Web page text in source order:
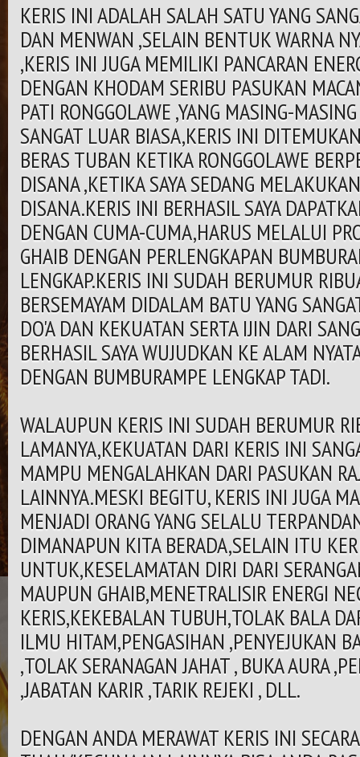
KERIS INI ADALAH SALAH SATU YANG
DAN MENWAN ,SELAIN BENTUK WARNA
,KERIS INI JUGA MEMILIKI PANCARAN
DENGAN KHODAM SERIBU PASUKAN
PATI RONGGOLAWE ,YANG MASING-
SANGAT LUAR BIASA,KERIS INI
BERAS TUBAN KETIKA RONGGOLAWE
DISANA ,KETIKA SAYA SEDANG
DISANA.KERIS INI BERHASIL SAYA
DENGAN CUMA-CUMA,HARUS MELALUI
GHAIB DENGAN PERLENGKAPAN
LENGKAP.KERIS INI SUDAH BERUMUR
BERSEMAYAM DIDALAM BATU YANG
DO'A DAN KEKUATAN SERTA IJIN DARI
BERHASIL SAYA WUJUDKAN KE ALAM
DENGAN BUMBURAMPE LENGKAP TADI.
WALAUPUN KERIS INI SUDAH BERUMUR
LAMANYA,KEKUATAN DARI KERIS INI
MAMPU MENGALAHKAN DARI PASUKAN
LAINNYA.MESKI BEGITU, KERIS INI JUGA
MENJADI ORANG YANG SELALU
DIMANAPUN KITA BERADA,SELAIN ITU
UNTUK,KESELAMATAN DIRI DARI
MAUPUN GHAIB,MENETRALISIR ENERGI
KERIS,KEKEBALAN TUBUH,TOLAK BALA
ILMU HITAM,PENGASIHAN ,PENYEJUKAN
,TOLAK SERANAGAN JAHAT , BUKA AURA
,JABATAN KARIR ,TARIK REJEKI , DLL.
DENGAN ANDA MERAWAT KERIS INI